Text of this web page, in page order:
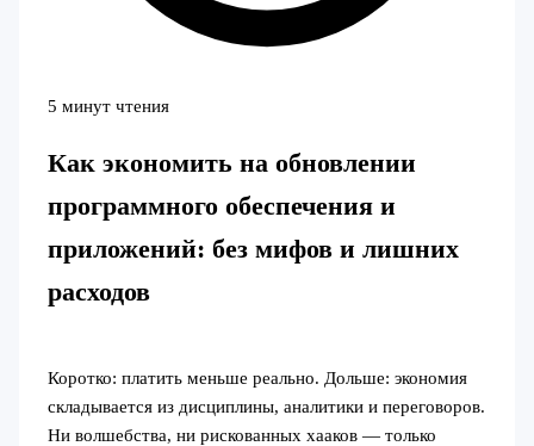
5 минут чтения
Как экономить на обновлении
программного обеспечения и
приложений: без мифов и лишних
расходов
Коротко: платить меньше реально. Дольше: экономия
складывается из дисциплины, аналитики и переговоров.
Ни волшебства, ни рискованных хааков — только